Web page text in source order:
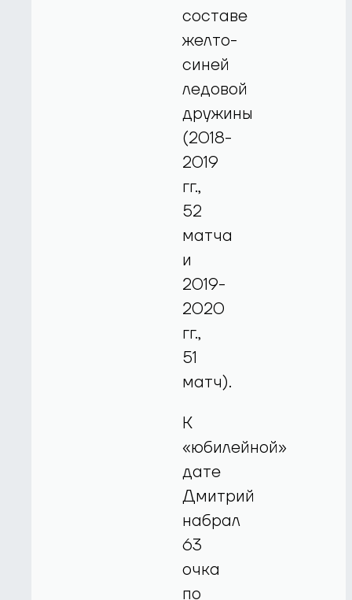
составе
желто-
синей
ледовой
дружины
(2018-
2019
гг.,
52
матча
и
2019-
2020
гг.,
51
матч).
К
«юбилейной»
дате
Дмитрий
набрал
63
очка
по